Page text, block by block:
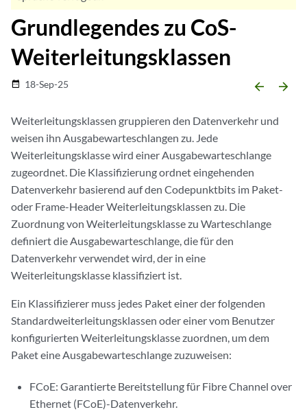
Grundlegendes zu CoS-
Weiterleitungsklassen
date_range 18-Sep-25 arrow_backward arrow_forward
Weiterleitungsklassen gruppieren den Datenverkehr und
weisen ihn Ausgabewarteschlangen zu. Jede
Weiterleitungsklasse wird einer Ausgabewarteschlange
zugeordnet. Die Klassifizierung ordnet eingehenden
Datenverkehr basierend auf den Codepunktbits im Paket-
oder Frame-Header Weiterleitungsklassen zu. Die
Zuordnung von Weiterleitungsklasse zu Warteschlange
definiert die Ausgabewarteschlange, die für den
Datenverkehr verwendet wird, der in eine
Weiterleitungsklasse klassifiziert ist.
Ein Klassifizierer muss jedes Paket einer der folgenden
Standardweiterleitungsklassen oder einer vom Benutzer
konfigurierten Weiterleitungsklasse zuordnen, um dem
Paket eine Ausgabewarteschlange zuzuweisen:
FCoE: Garantierte Bereitstellung für Fibre Channel over
Ethernet (FCoE)-Datenverkehr.